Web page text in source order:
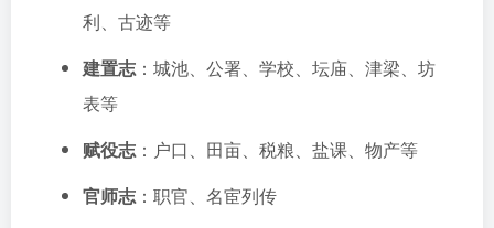
利、古迹等
建置志：城池、公署、学校、坛庙、津梁、坊
表等
赋役志：户口、田亩、税粮、盐课、物产等
官师志：职官、名宦列传